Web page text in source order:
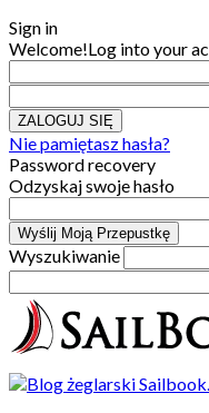
Sign in
Welcome!Log into your
Nie pamiętasz hasła?
Password recovery
Odzyskaj swoje hasło
Wyszukiwanie